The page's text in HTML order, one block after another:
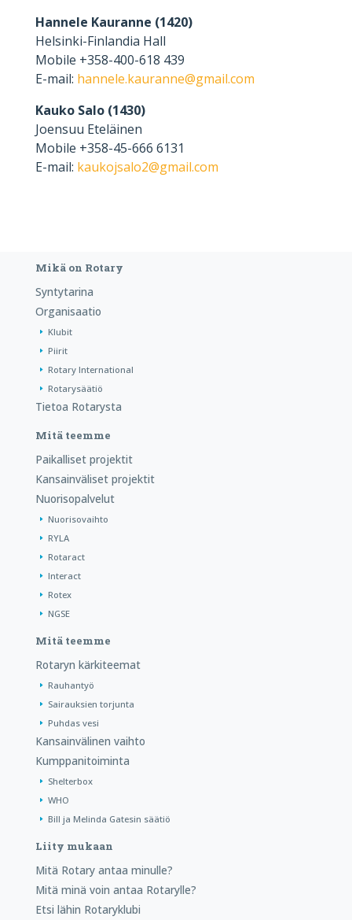
Hannele Kauranne (1420)
Helsinki-Finlandia Hall
Mobile +358-400-618 439
E-mail: hannele.kauranne@gmail.com
Kauko Salo (1430)
Joensuu Eteläinen
Mobile +358-45-666 6131
E-mail: kaukojsalo2@gmail.com
Mikä on Rotary
Syntytarina
Organisaatio
Klubit
Piirit
Rotary International
Rotarysäätiö
Tietoa Rotarysta
Mitä teemme
Paikalliset projektit
Kansainväliset projektit
Nuorisopalvelut
Nuorisovaihto
RYLA
Rotaract
Interact
Rotex
NGSE
Mitä teemme
Rotaryn kärkiteemat
Rauhantyö
Sairauksien torjunta
Puhdas vesi
Kansainvälinen vaihto
Kumppanitoiminta
Shelterbox
WHO
Bill ja Melinda Gatesin säätiö
Liity mukaan
Mitä Rotary antaa minulle?
Mitä minä voin antaa Rotarylle?
Etsi lähin Rotaryklubi